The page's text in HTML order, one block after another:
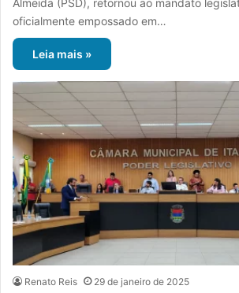
oficialmente empossado em…
Leia mais »
Renato Reis 29 de janeiro de 2025